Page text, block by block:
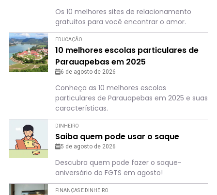
Os 10 melhores sites de relacionamento
gratuitos para você encontrar o amor.
EDUCAÇÃO
10 melhores escolas particulares de
Parauapebas em 2025
6 de agosto de 2026
Conheça as 10 melhores escolas
particulares de Parauapebas em 2025 e suas
características.
DINHEIRO
Saiba quem pode usar o saque
5 de agosto de 2026
Descubra quem pode fazer o saque-
aniversário do FGTS em agosto!
FINANÇAS E DINHEIRO